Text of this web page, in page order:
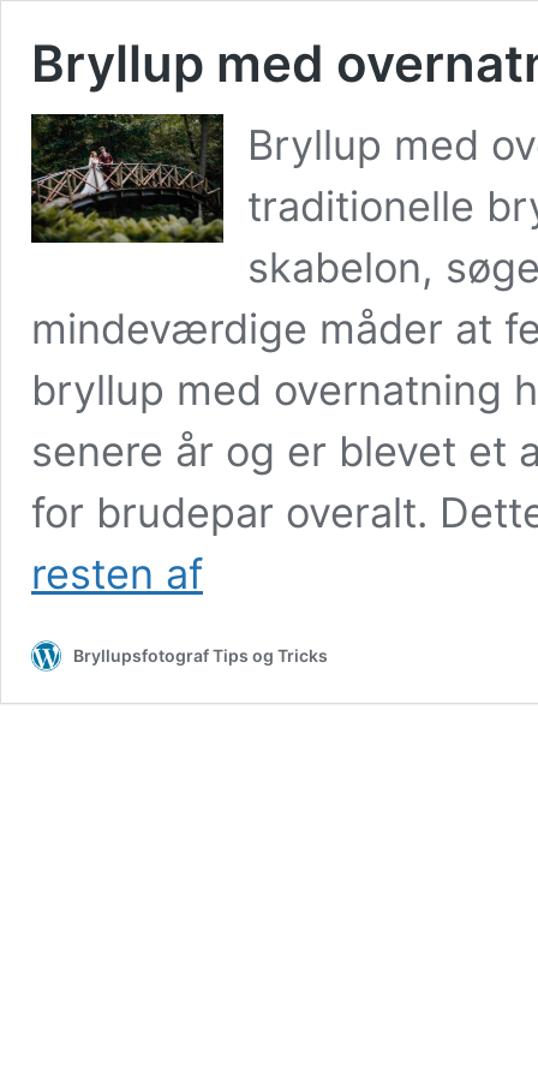
Bryllup med
Bryllup med
traditionelle
skabelon,
mindeværdige måder at
bryllup med overnatning
senere år og er blevet et
for brudepar overalt.
resten afBryllup
Bryllupsfotograf Tips og Tricks